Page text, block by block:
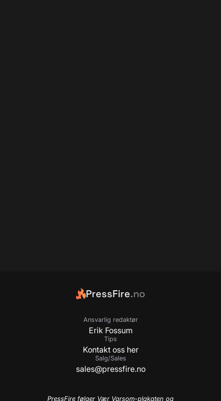
PressFire.no
Ansvarlig redaktør
Erik Fossum
Tips
Kontakt oss her
Salg/Sales
sales@pressfire.no
PressFire følger Vær Varsom-plakaten og